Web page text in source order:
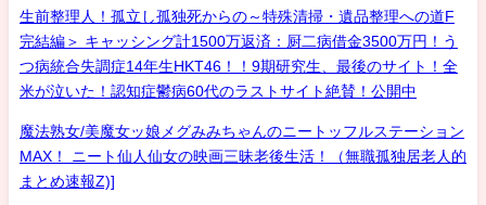
生前整理人！孤立し孤独死からの～特殊清掃・遺品整理への道F
完結編＞ キャッシング計1500万返済：厨二病借金3500万円！う
つ病統合失調症14年生HKT46！！9期研究生、最後のサイト！全
米が泣いた！認知症鬱病60代のラストサイト絶賛！公開中
魔法熟女/美魔女ッ娘メグみみちゃんのニートッフルステーション
MAX！ ニート仙人仙女の映画三昧老後生活！（無職孤独居老人的
まとめ速報Z)]